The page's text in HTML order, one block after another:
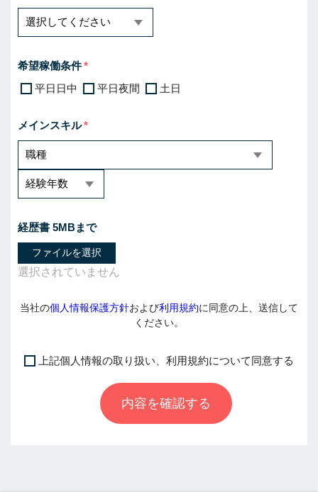
希望稼働条件
平日日中
平日夜間 土日
メインスキル
経歴書 5MBまで
ファイルを選択
当社の個人情報保護方針および利用規約に同意の上、送信して
ください。
上記個人情報の取り扱い、利用規約について同意する
内容を確認する